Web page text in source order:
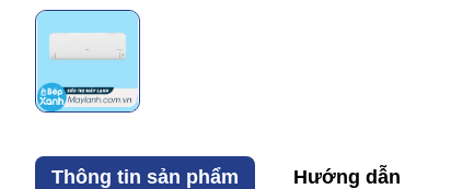
Thông tin sản phẩm Hướng dẫn